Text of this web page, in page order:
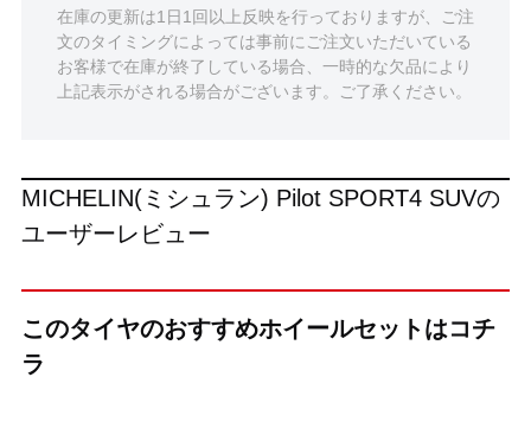
在庫の更新は1日1回以上反映を行っておりますが、ご注
文のタイミングによっては事前にご注文いただいている
お客様で在庫が終了している場合、一時的な欠品により
上記表示がされる場合がございます。ご了承ください。
MICHELIN(ミシュラン) Pilot SPORT4 SUVの
ユーザーレビュー
このタイヤのおすすめホイールセットはコチ
ラ